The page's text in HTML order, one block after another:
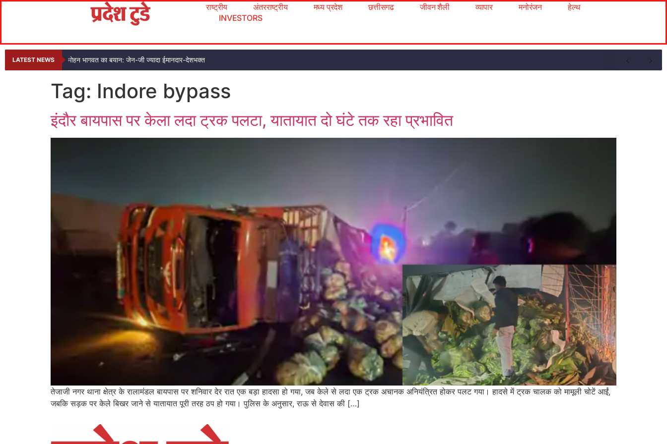
राष्ट्रीय अंतरराष्ट्रीय मध्य प्रदेश छत्तीसगढ जीवन शैली व्यापार मनोरंजन
हेल्थ
INVESTORS
LATEST NEWS मोहन भागवत का बयान: जेन-जी ज्यादा ईमानदार-देशभक्त
Tag: Indore bypass
इंदौर बायपास पर केला लदा ट्रक पलटा, यातायात दो घंटे तक रहा प्रभावित
तेजाजी नगर थाना क्षेत्र के रालामंडल बायपास पर शनिवार देर रात एक बड़ा हादसा हो गया, जब केले से लदा एक ट्रक अचानक अनियंत्रित होकर पलट गया। हादसे में ट्रक चालक को मामूली चोटें आईं,
जबकि सड़क पर केले बिखर जाने से यातायात पूरी तरह ठप हो गया। पुलिस के अनुसार, राऊ से देवास की […]